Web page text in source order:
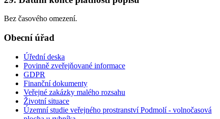
Bez časového omezení.
Obecní úřad
Úřední deska
Povinně zveřejňované informace
GDPR
Finanční dokumenty
Veřejné zakázky malého rozsahu
Životní situace
Územní studie veřejného prostranství Podmolí - volnočasová